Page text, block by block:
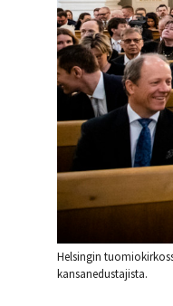
Helsingin
kansanedustajista.